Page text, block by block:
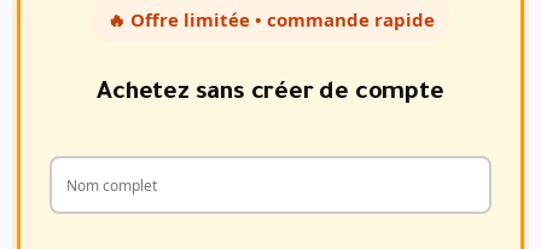
🔥 Offre limitée • commande rapide
Achetez sans créer de compte